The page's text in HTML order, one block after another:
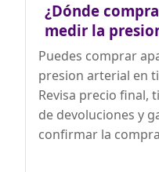
es una
abuelos,
usar
consultorio
¿Dónde
medir la
Puedes comprar
presion arterial en
Revisa precio final,
de devoluciones y
confirmar la